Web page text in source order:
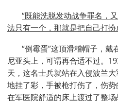
“既能洗脱发动战争罪名，
法只有一个，那就是把自己打
“倒霉蛋”这顶滑稽帽子，戴
尼亚头上，可谓再合适不过。
天，这名士兵就站在入侵波兰
地挂了彩，手被枪打伤了，伤
在军医院舒适的床上渡过了整